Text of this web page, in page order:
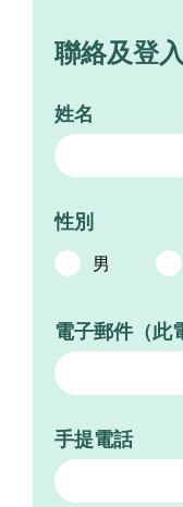
聯絡及登
姓名
性別
男
電子郵件（此
手提電話